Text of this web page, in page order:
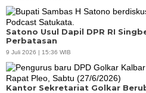
Satono Usul Dapil DPR RI
Perbatasan
9 Juli 2026 | 15:36 WIB
Kantor Sekretariat Golkar